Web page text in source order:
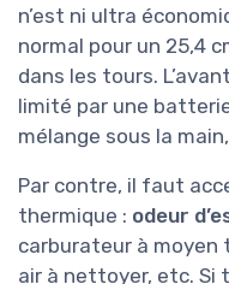
n’est ni ultra
normal pour un 25,4
dans les tours.
limité par une
mélange sous la
Par contre, il faut
thermique : odeur
carburateur à moyen
air à nettoyer, etc. Si